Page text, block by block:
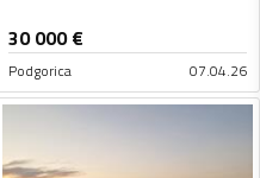
30 000€
Podgorica 07.04.26